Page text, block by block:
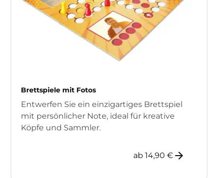
Brettspiele mit Fotos
Entwerfen Sie ein einzigartiges Brettspiel
mit persönlicher Note, ideal für kreative
Köpfe und Sammler.
ab 14,90 €